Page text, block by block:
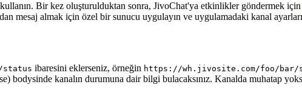
kullanın. Bir kez oluşturulduktan sonra, JivoChat'ya etkinlikler göndermek için
mesaj almak için özel bir sunucu uygulayın ve uygulamadaki kanal
status ibaresini eklerseniz, örneğin https://wh.jivosite.com/foo/bar/
bodysinde kanalın durumuna dair bilgi bulacaksınız. Kanalda muhatap